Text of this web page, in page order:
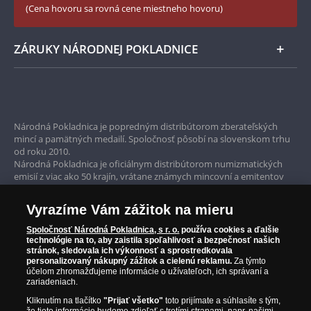
reprezentatívnemu vystaveniu a bezpečnému
uloženiu mincí
Osvedčenie o vlastníctve kolekcie
Medenú repliku 20 Kč bankovky z roku 1926
zvýšiť čiastku poštovného a balného za
podmienok uvedených vo Všeobecných
obchodných podmienkach. Národná Pokladnica
s.r.o. vylučuje prijatie ponuky s dodatkom alebo
odchýlkou v zmysle ustanovenia § 44 ods. 2
nájdete nawww.narodnapokladnica.sk.
Národná Pokladnica pôsobí plne v súlade so
všetkými predpismi pre predaj tovaru na diaľku.
Pokiaľ si chcete tovar objednať, musíte byť starší ako
tu ponúkaný tovar. Tovar expedujeme najneskôr do
30 dní po prijatí objednávky. Produkt bude odoslaný
v dokonalom novom stave, pokiaľ nie je uvedené inak
(napr. historické či použité vzácne mince). Každú
zásielku nám môžete prostredníctvom Slovenskej
pošty a.s. zaslať späť. V prípade vrátenia už
uhradenej zásielky Vám vrátime uhradenú
fakturovanú čiastku v priebehu 30 dní. Reklamácie
(Cena hovoru sa rovná cene miestneho hovoru)
ZÁRUKY NÁRODNEJ POKLADNICE
Garancia najvyššej kvality
Iba originálne produkty
Národná Pokladnica je popredným distribútorom zberateľských
mincí a pamätných medailí. Spoločnosť pôsobí na slovenskom trhu
od roku 2010.
Národná Pokladnica je oficiálnym distribútorom numizmatických
emisií z viac ako 50 krajín, vrátane známych mincovní a emitentov
ako je Britská kráľovská mincovňa, Kráľovská kanadská mincovňa,
Parížska mincovňa, Nórska mincovňa, Fínska mincovňa alebo
Austrálska mincovňa Perth. Spoločnosť svojim zákazníkom a
zberateľom garantuje, že všetky produkty sú v originálnej a v
prvotriednej kvalite, čo je doložené aj priloženým Certifikátom
autentickosti.
Vyrazíme Vám zážitok na mieru
Spoločnosť Národná Pokladnica, s r. o. používa cookies a ďalšie
technológie na to, aby zaistila spoľahlivosť a bezpečnosť našich
stránok, sledovala ich výkonnosť a sprostredkovala
personalizovaný nákupný zážitok a cielenú reklamu. Za týmto
účelom zhromažďujeme informácie o užívateľoch, ich správaní a
zariadeniach.
Kliknutím na tlačítko"Prijať všetko" toto prijímate a súhlasíte s tým,